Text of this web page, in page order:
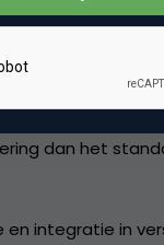
met welke
kunnen hierbij
en
dan het
integratie in